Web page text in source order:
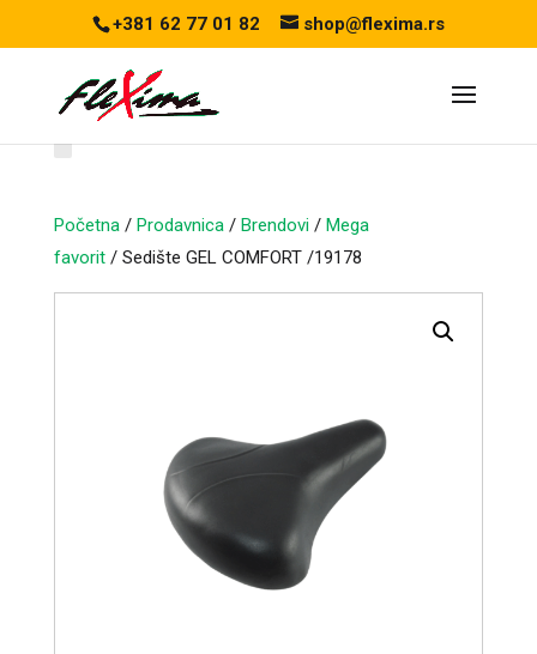
+381 62 77 01 82 shop@flexima.rs
Početna/ Prodavnica/ Brendovi/ Mega
favorit/ Sedište GEL COMFORT /19178